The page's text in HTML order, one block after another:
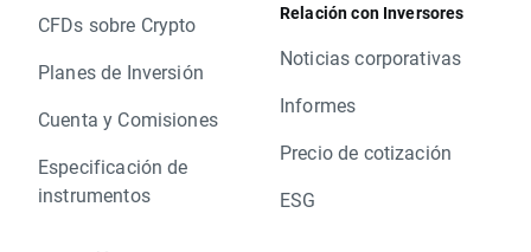
CFDs sobre Crypto
Planes de Inversión
Cuenta y Comisiones
Especificación de
instrumentos
Relación con Inversores
Noticias corporativas
Informes
Precio de cotización
ESG